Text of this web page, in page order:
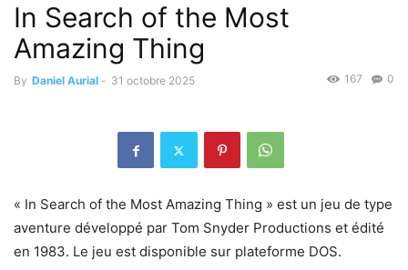
In Search of the Most
Amazing Thing
By Daniel Aurial - 31 octobre 2025 0
167
« In Search of the Most Amazing Thing » est un jeu de type
aventure développé par Tom Snyder Productions et édité
en 1983. Le jeu est disponible sur plateforme DOS.